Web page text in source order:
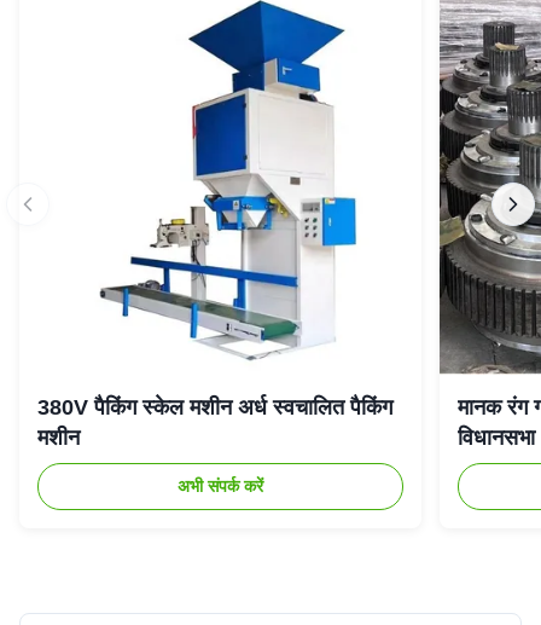
380V पैकिंग स्केल मशीन अर्ध स्वचालित पैकिंग
मशीन
अभी संपर्क करें
मानक रंग
विधानसभा